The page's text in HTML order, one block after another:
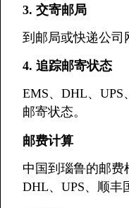
3. 交寄邮局
到邮局或快递公司
4. 追踪邮寄状态
EMS、DHL、
邮寄状态。
邮费计算
中国到瑙鲁的邮费
DHL、UPS、顺